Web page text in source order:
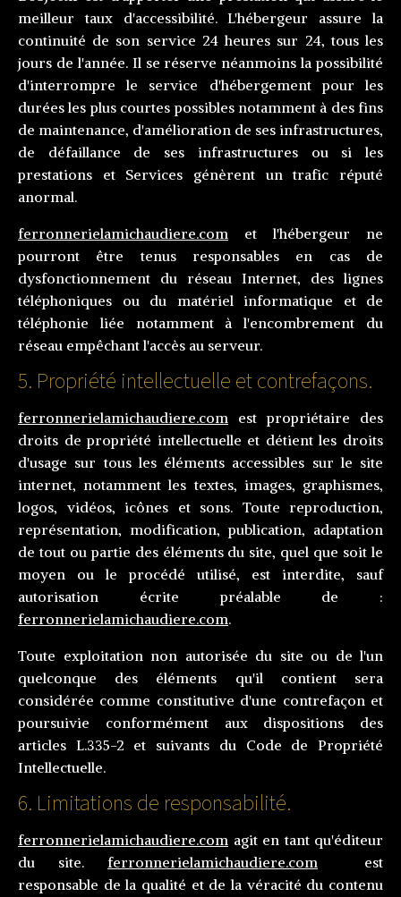
meilleur taux d'accessibilité. L'hébergeur assure la
continuité de son service 24 heures sur 24, tous les
jours de l'année. Il se réserve néanmoins la possibilité
d'interrompre le service d'hébergement pour les
durées les plus courtes possibles notamment à des fins
de maintenance, d'amélioration de ses infrastructures,
de défaillance de ses infrastructures ou si les
prestations et Services génèrent un trafic réputé
anormal.
ferronnerielamichaudiere.com et l'hébergeur ne
pourront être tenus responsables en cas de
dysfonctionnement du réseau Internet, des lignes
téléphoniques ou du matériel informatique et de
téléphonie liée notamment à l'encombrement du
réseau empêchant l'accès au serveur.
5. Propriété intellectuelle et contrefaçons.
ferronnerielamichaudiere.com est propriétaire des
droits de propriété intellectuelle et détient les droits
d'usage sur tous les éléments accessibles sur le site
internet, notamment les textes, images, graphismes,
logos, vidéos, icônes et sons. Toute reproduction,
représentation, modification, publication, adaptation
de tout ou partie des éléments du site, quel que soit le
moyen ou le procédé utilisé, est interdite, sauf
autorisation écrite préalable de :
ferronnerielamichaudiere.com.
Toute exploitation non autorisée du site ou de l'un
quelconque des éléments qu'il contient sera
considérée comme constitutive d'une contrefaçon et
poursuivie conformément aux dispositions des
articles L.335-2 et suivants du Code de Propriété
Intellectuelle.
6. Limitations de responsabilité.
ferronnerielamichaudiere.com agit en tant qu'éditeur
du site. ferronnerielamichaudiere.com est
responsable de la qualité et de la véracité du contenu